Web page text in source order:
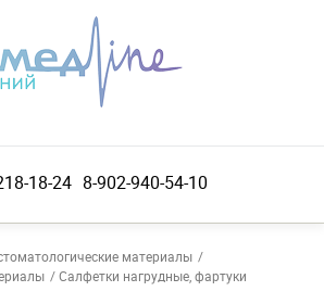
18-24 8-902-940-54-10
материалы
Салфетки нагрудные, фартуки